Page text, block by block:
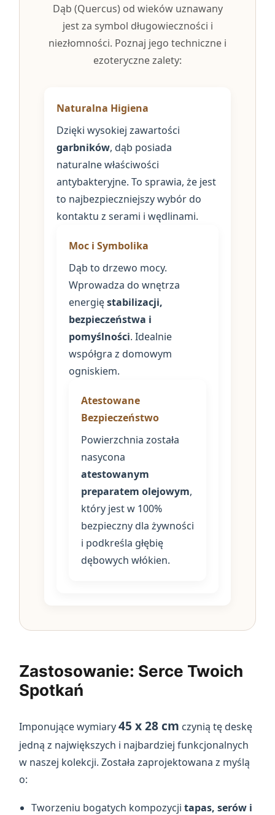
Dąb (Quercus) od wieków uznawany
jest za symbol długowieczności i
niezłomności. Poznaj jego techniczne i
ezoteryczne zalety:
Naturalna Higiena
Dzięki wysokiej zawartości
garbników, dąb posiada
naturalne właściwości
antybakteryjne. To sprawia, że jest
to najbezpieczniejszy wybór do
kontaktu z serami i wędlinami.
Moc i Symbolika
Dąb to drzewo mocy.
Wprowadza do wnętrza
energięstabilizacji,
bezpieczeństwa i
pomyślności. Idealnie
współgra z domowym
ogniskiem.
Atestowane
Bezpieczeństwo
Powierzchnia została
nasycona
atestowanym
preparatem olejowym,
który jest w 100%
bezpieczny dla żywności
i podkreśla głębię
dębowych włókien.
Zastosowanie: Serce Twoich
Spotkań
Imponujące wymiary45 x 28 cm czynią tę deskę
jedną z największych i najbardziej funkcjonalnych
w naszej kolekcji. Została zaprojektowana z myślą
o:
Tworzeniu bogatych kompozycji tapas, serów i